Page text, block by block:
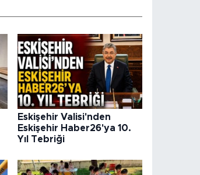
Eskişehir Valisi'nden
Eskişehir Haber26'ya 10.
Yıl Tebriği